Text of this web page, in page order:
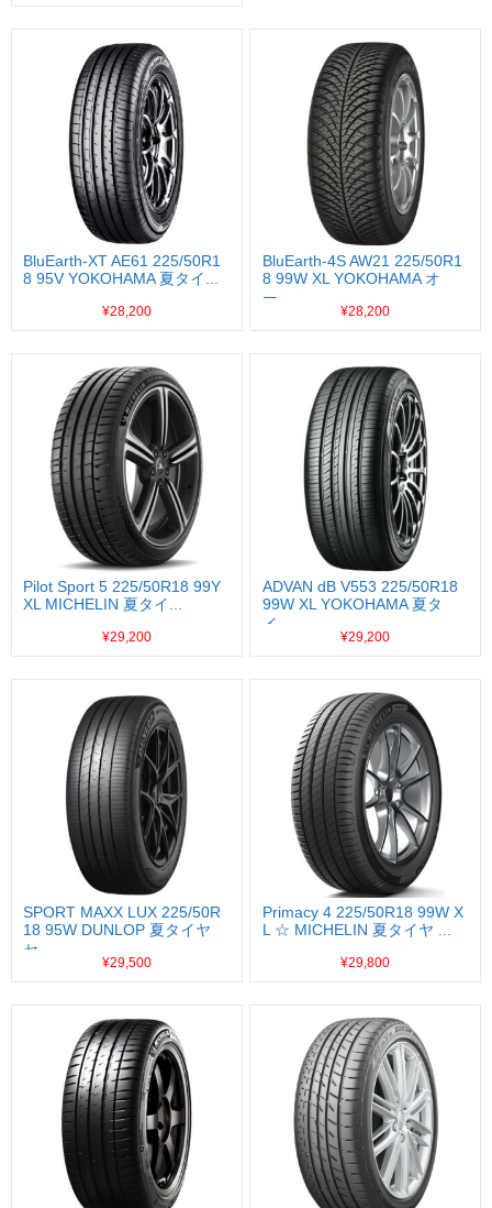
BluEarth-XT AE61 225/50R1
8 95V YOKOHAMA 夏タイ...
¥28,200
BluEarth-4S AW21 225/50R1
8 99W XL YOKOHAMA オ
ー...
¥28,200
Pilot Sport 5 225/50R18 99Y
XL MICHELIN 夏タイ...
¥29,200
ADVAN dB V553 225/50R18
99W XL YOKOHAMA 夏タ
イ...
¥29,200
SPORT MAXX LUX 225/50R
18 95W DUNLOP 夏タイヤ
セ...
¥29,500
Primacy 4 225/50R18 99W X
L ☆ MICHELIN 夏タイヤ ...
¥29,800